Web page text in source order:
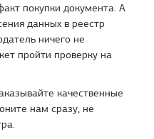
покупки документа. А
данных в реестр
ничего не
пройти проверку на
качественные
нам сразу, не